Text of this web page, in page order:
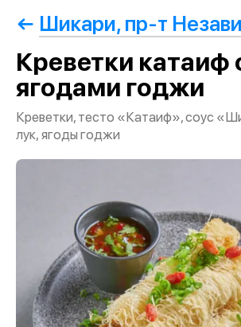
Шикари, пр-т
Креветки катаиф
ягодами годжи
Креветки, тесто «Катаиф», соус
лук, ягоды годжи